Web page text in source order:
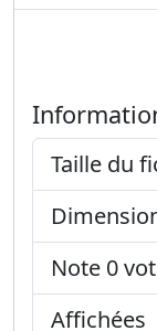
Taille du
Note 0
Affichées